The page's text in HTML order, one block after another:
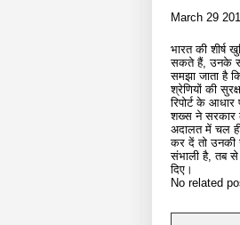
March 29
भारत की शीर्ष
सकते हैं, उनके
समझा जाता है
श्रेणियों की
रिपोर्ट के
शख्स ने सरकार
अदालत में चल
कर दें तो उनकी
संभाली है, तब
दिए।
No related